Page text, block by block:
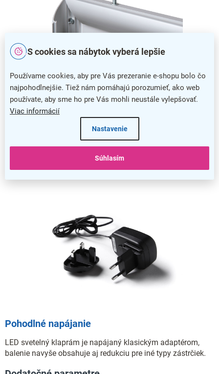
S cookies sa nábytok vyberá lepšie
Používame cookies, aby pre Vás prezeranie e-shopu bolo čo
najpohodlnejšie. Tiež nám pomáhajú porozumieť, ako web
používate, aby sme ho pre Vás mohli neustále vylepšovať.
Viac informácií
Nastavenie
Súhlasím
Jednoduchá výmena obsahu
Výmena tlačoviny nebola nikdy jednoduchšia, pretože stačí
iba sklopiť jednu zo strán rámu a váš obsah pohodlne vložiť
a zavesiť na skrutky s okami.
Pohodlné napájanie
LED svetelný klaprám je napájaný klasickým adaptérom,
balenie navyše obsahuje aj redukciu pre iné typy zástrčiek.